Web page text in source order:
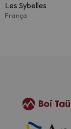
Les Sybelles
França